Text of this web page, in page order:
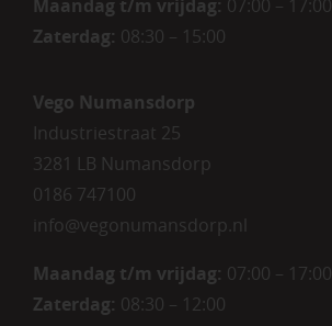
Maandag t/m vrijdag: 07:00 – 17:00
Zaterdag: 08:30 – 15:00
Vego Numansdorp
Industriestraat 25
3281 LB Numansdorp
0186 747100
info@vegonumansdorp.nl
Maandag t/m vrijdag: 07:00 – 17:00
Zaterdag: 08:30 – 12:00